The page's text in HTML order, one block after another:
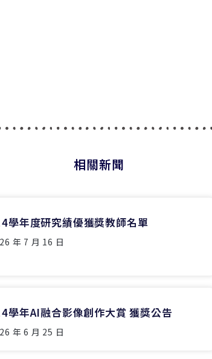
相關新聞
學年度研究績優獲獎教師名單
年 7 月 16 日
學年AI融合影像創作大賞 獲獎公告
年 6 月 25 日